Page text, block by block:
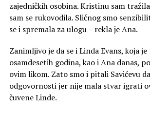
zajedničkih osobina. Kristinu sam
sam se rukovodila. Sličnog smo
se i spremala za ulogu – rekla je Ana.
Zanimljivo je da se i Linda Evans, koja
osamdesetih godina, kao i Ana danas,
ovim likom. Zato smo i pitali Savićevu
odgovornosti jer nije mala stvar igrati
čuvene Linde.